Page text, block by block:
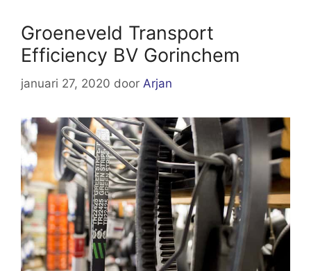
Groeneveld Transport
Efficiency BV Gorinchem
januari 27, 2020 door Arjan